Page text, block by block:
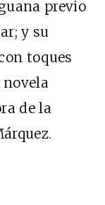
previo
y su
toques
de la